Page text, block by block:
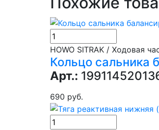
HOWO SITRAK / Ходовая
Кольцо сальника
Арт.:
690 руб.